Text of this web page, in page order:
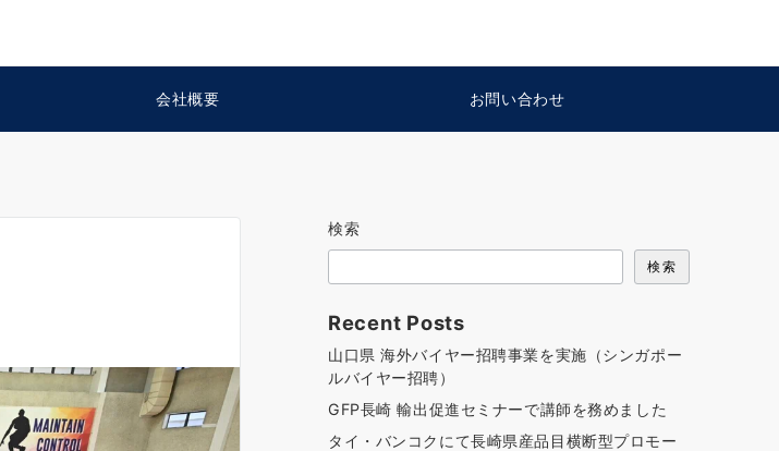
会社概要 お問い合わせ
検索
検索
Recent Posts
山口県 海外バイヤー招聘事業を実施（シンガポー
ルバイヤー招聘）
GFP長崎 輸出促進セミナーで講師を務めました
タイ・バンコクにて長崎県産品目横断型プロモー